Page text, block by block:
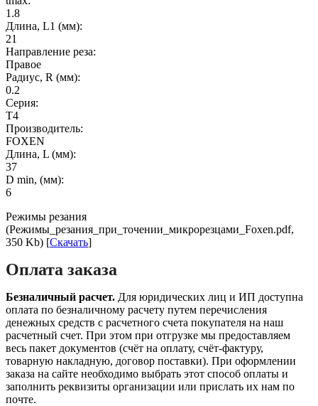
1.8
Длина, L1 (мм):
21
Направление реза:
Правое
Радиус, R (мм):
0.2
Серия:
T4
Производитель:
FOXEN
Длина, L (мм):
37
D min, (мм):
6
Режимы резания
(Режимы_резания_при_точении_микрорезцами_Foxen.pdf,
350 Kb) [Скачать]
Оплата заказа
Безналичный расчет. Для юридических лиц и ИП доступна
оплата по безналичному расчету путем перечисления
денежных средств с расчетного счета покупателя на наш
расчетный счет. При этом при отгрузке мы предоставляем
весь пакет документов (счёт на оплату, счёт-фактуру,
товарную накладную, договор поставки). При оформлении
заказа на сайте необходимо выбрать этот способ оплаты и
заполнить реквизиты организации или прислать их нам по
почте.